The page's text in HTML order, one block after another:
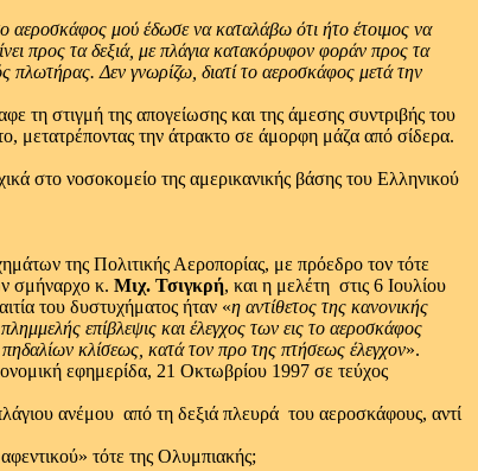
αεροσκάφος μού έδωσε να καταλάβω ότι ήτο έτοιμος να
προς τα δεξιά, με πλάγια κατακόρυφον φοράν προς τα
πλωτήρας. Δεν γνωρίζω, διατί το αεροσκάφος μετά την
τη στιγμή της απογείωσης και της άμεσης συντριβής του
μετατρέποντας την άτρακτο σε άμορφη μάζα από σίδερα.
στο νοσοκομείο της αμερικανικής βάσης του Ελληνικού
της Πολιτικής Αεροπορίας, με πρόεδρο τον τότε
σμήναρχο κ. Μιχ. Τσιγκρή, και η μελέτη ­ στις 6 Ιουλίου
του δυστυχήματος ήταν «η αντίθετος της κανονικής
επίβλεψις και έλεγχος των εις το αεροσκάφος
κλίσεως, κατά τον προ της πτήσεως έλεγχον».
εφημερίδα, 21 Οκτωβρίου 1997 σε τεύχος
ανέμου ­ από τη δεξιά πλευρά ­ του αεροσκάφους, αντί
τότε της Ολυμπιακής;